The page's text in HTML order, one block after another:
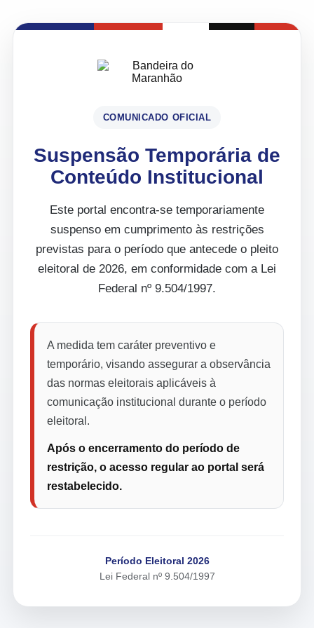
COMUNICADO OFICIAL
Suspensão Temporária de
Conteúdo Institucional
Este portal encontra-se temporariamente
suspenso em cumprimento às restrições
previstas para o período que antecede o pleito
eleitoral de 2026, em conformidade com a Lei
Federal nº 9.504/1997.
A medida tem caráter preventivo e
temporário, visando assegurar a observância
das normas eleitorais aplicáveis à
comunicação institucional durante o período
eleitoral.
Após o encerramento do período de
restrição, o acesso regular ao portal será
restabelecido.
Período Eleitoral 2026
Lei Federal nº 9.504/1997